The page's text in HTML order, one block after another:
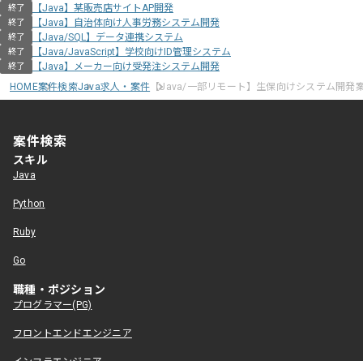
終了 【Java】某販売店サイトAP開発
終了 【Java】自治体向け人事労務システム開発
終了 【Java/SQL】データ連携システム
終了 【Java/JavaScript】学校向けID管理システム
終了
【Java】メーカー向け受発注システム開発
HOME案件検索Java求人・案件 【Java/一部リモート】生保向けシステム開発
案件検索
スキル
Java
Python
Ruby
Go
職種・ポジション
プログラマー(PG)
フロントエンドエンジニア